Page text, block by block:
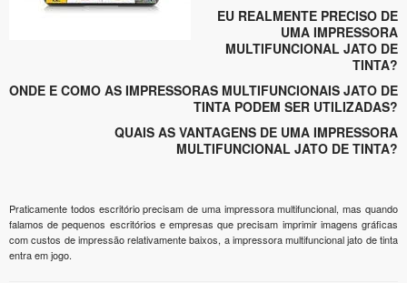
EU REALMENTE PRECISO DE
UMA IMPRESSORA
MULTIFUNCIONAL JATO DE
TINTA?
ONDE E COMO AS IMPRESSORAS MULTIFUNCIONAIS JATO DE
TINTA PODEM SER UTILIZADAS?
QUAIS AS VANTAGENS DE UMA IMPRESSORA
MULTIFUNCIONAL JATO DE TINTA?
Praticamente todos escritório precisam de uma impressora multifuncional, mas quando
falamos de pequenos escritórios e empresas que precisam imprimir imagens gráficas
com custos de impressão relativamente baixos, a impressora multifuncional jato de tinta
entra em jogo.